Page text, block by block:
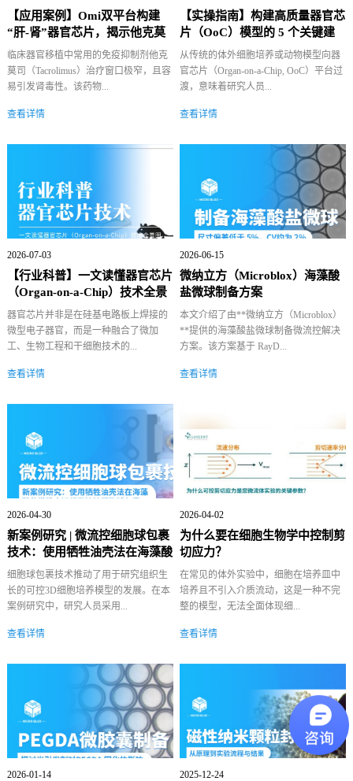
【应用案例】Omi双平台构建
“肝-肾”器官芯片，揭示他克莫
司跨器...
临床器官移植中常用的免疫抑制剂他克
莫司（Tacrolimus）治疗窗口极窄，且容
易引发肾毒性。该药物...
查看详情
【实操指南】构建高质量器官芯
片（OoC）模型的 5 个关键建
议
从传统的体外细胞培养或动物模型向器
官芯片（Organ-on-a-Chip, OoC）平台过
渡，意味着研究人员...
查看详情
2026-07-03
【行业科普】一文读懂器官芯片
（Organ-on-a-Chip）技术全景
图
器官芯片并非是在硅基电路板上焊接的
微型电子器官，而是一种融合了微加
工、生物工程和干细胞技术的...
查看详情
2026-06-15
微纳立方（Microblox）海藻酸
盐微球制备方案
本文介绍了由**微纳立方（Microblox）
**提供的海藻酸盐微球制备微流控解决
方案。该方案基于 RayD...
查看详情
2026-04-30
新案例研究 | 微流控细胞球包裹
技术：使用牺牲油壳法在海藻酸
盐微珠...
细胞球包裹技术推动了用于研究组织生
长的可控3D细胞培养模型的发展。在本
案例研究中，研究人员采用...
查看详情
2026-04-02
为什么要在细胞生物学中控制剪
切应力？
在常见的体外实验中，细胞在培养皿中
培养且不引入介质流动，这是一种不完
整的模型，无法全面体现细...
查看详情
2026-01-14 2025-12-24